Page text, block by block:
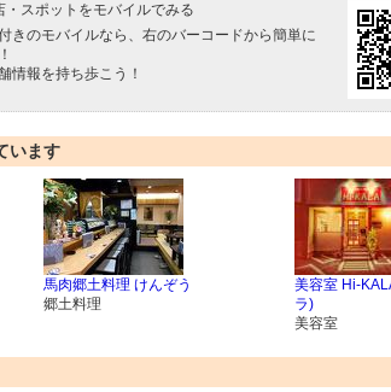
・スポットをモバイルでみる
きのモバイルなら、右のバーコードから簡単に
情報を持ち歩こう！
います
馬肉郷土料理 けんぞう
郷土料理
美容室 Hi-
ラ)
美容室